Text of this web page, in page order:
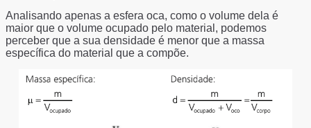
Analisando apenas a esfera oca, como o volume dela é
maior que o volume ocupado pelo material, podemos
perceber que a sua densidade é menor que a massa
específica do material que a compõe.